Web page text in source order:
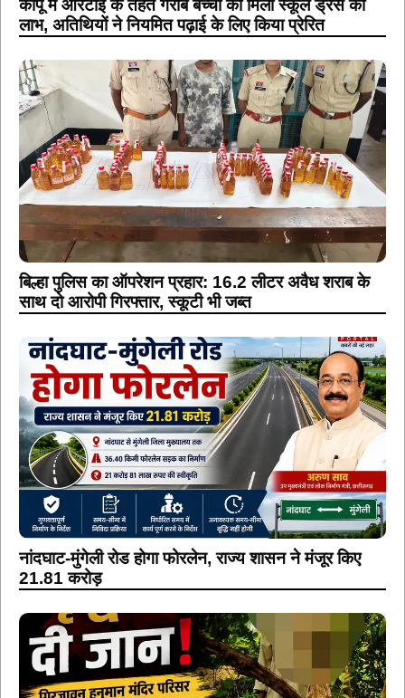
बिल्हा पुलिस का ऑपरेशन प्रहार: 16.2 लीटर अवैध शराब के
साथ दो आरोपी गिरफ्तार, स्कूटी भी जब्त
नांदघाट-मुंगेली रोड होगा फोरलेन, राज्य शासन ने मंजूर किए
21.81 करोड़